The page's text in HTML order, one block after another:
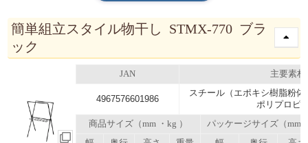
簡単組立スタイル物干し STMX-770 ブラ
ック
JAN 主要素材
4967576601986
スチール（エポキシ樹脂粉
ポリプロピ
商品サイズ（mm ・kg ）
パッケージサイズ（mm